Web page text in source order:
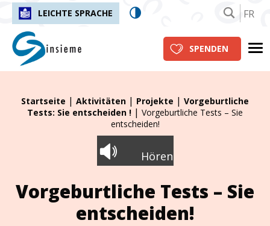
LEICHTE SPRACHE FR
insieme.ch
SPENDEN
Fil d'Ariane :
Startseite | Aktivitäten | Projekte | Vorgeburtliche
Tests: Sie entscheiden ! | Vorgeburtliche Tests – Sie
entscheiden!
Hören
Vorgeburtliche Tests – Sie
entscheiden!